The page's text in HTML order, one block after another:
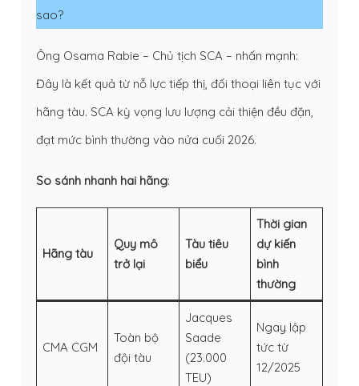
sao?
Ông Osama Rabie – Chủ tịch SCA – nhấn mạnh:
Đây là kết quả từ nỗ lực tiếp thị, đối thoại liên tục với
hãng tàu. SCA kỳ vọng lưu lượng cải thiện đều đặn,
đạt mức bình thường vào nửa cuối 2026.
So sánh nhanh hai hãng:
Hãng tàu
Quy mô
trở lại
Tàu tiêu
biểu
Thời gian
dự kiến
bình
thường
CMA CGM
Toàn bộ
đội tàu
Jacques
Saade
(23.000
TEU)
Ngay lập
tức từ
12/2025